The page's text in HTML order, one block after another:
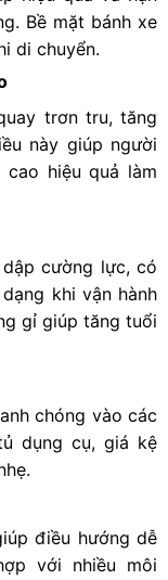
Bề mặt bánh xe
di chuyển.
trơn tru, tăng
này giúp người
cao hiệu quả làm
cường lực, có
khi vận hành
gỉ giúp tăng tuổi
chóng vào các
dụng cụ, giá kệ
điều hướng dễ
với nhiều môi